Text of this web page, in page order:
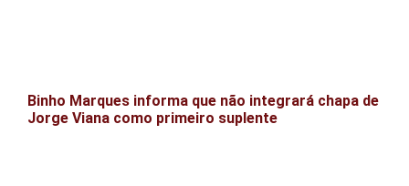
Binho Marques informa que não integrará chapa de
Jorge Viana como primeiro suplente